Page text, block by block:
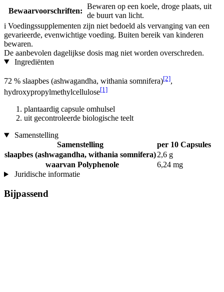
Bewaarvoorschriften:
Bewaren op een koele, droge plaats, uit
de buurt van licht.
i Voedingssupplementen zijn niet bedoeld als vervanging van een
gevarieerde, evenwichtige voeding. Buiten bereik van kinderen
bewaren.
De aanbevolen dagelijkse dosis mag niet worden overschreden.
Ingrediënten
72 % slaapbes (ashwagandha, withania somnifera)[2],
hydroxypropylmethylcellulose[1]
plantaardig capsule omhulsel
uit gecontroleerde biologische teelt
Samenstelling
Samenstelling
per 10 Capsules
slaapbes (ashwagandha, withania somnifera)2,6 g
waarvan Polyphenole
6,24 mg
Juridische informatie
Bijpassend